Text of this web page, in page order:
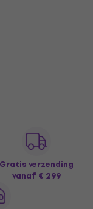
Gratis verzending
vanaf € 299